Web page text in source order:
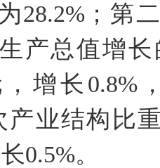
28.2%；第
产总值增
，增长
产业结构比
0.5%。